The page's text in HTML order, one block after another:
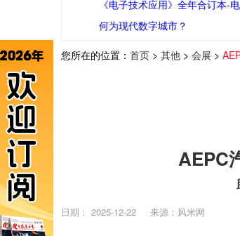
《电子技术应用》全年合订本-
何为现代数字城市？
您所在的位置： 首页 > 其他 > 会展 >
AEPC
日期： 2025-12-22 来源：风米网